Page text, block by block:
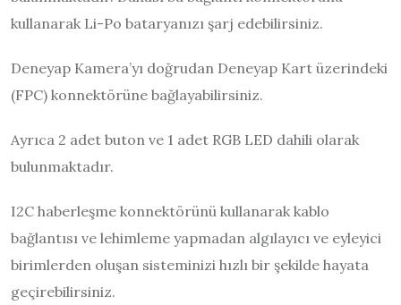
kullanarak Li-Po bataryanızı şarj edebilirsiniz.
Deneyap Kamera’yı doğrudan Deneyap Kart üzerindeki
(FPC) konnektörüne bağlayabilirsiniz.
Ayrıca 2 adet buton ve 1 adet RGB LED dahili olarak
bulunmaktadır.
I2C haberleşme konnektörünü kullanarak kablo
bağlantısı ve lehimleme yapmadan algılayıcı ve eyleyici
birimlerden oluşan sisteminizi hızlı bir şekilde hayata
geçirebilirsiniz.